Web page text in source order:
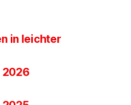
in leichter
2026